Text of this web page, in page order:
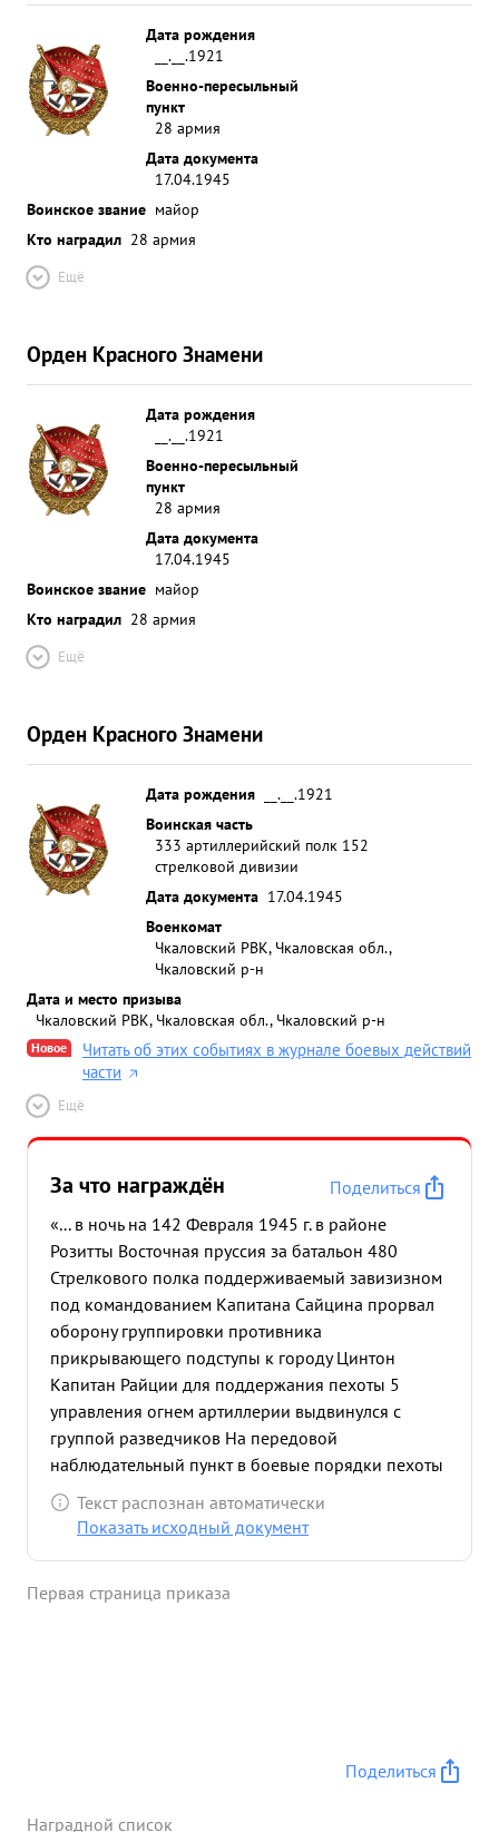
Дата рождения
__.__.1921
Военно-пересыльный
пункт
28 армия
Дата документа
17.04.1945
Воинское звание майор
Кто наградил 28 армия
Ещё
Орден Красного Знамени
Дата рождения
__.__.1921
Военно-пересыльный
пункт
28 армия
Дата документа
17.04.1945
Воинское звание майор
Кто наградил 28 армия
Ещё
Орден Красного Знамени
Дата рождения
__.__.1921
Воинская часть
333 артиллерийский полк 152
стрелковой дивизии
Дата документа 17.04.1945
Военкомат
Чкаловский РВК, Чкаловская обл.,
Чкаловский р-н
Дата и место призыва
Чкаловский РВК, Чкаловская обл., Чкаловский р-н
Новое
Читать об этих событиях в журнале боевых действий
части
Ещё
За что награждён
Поделиться
«... в ночь на 142 Февраля 1945 г. в районе
Розитты Восточная пруссия за батальон 480
Стрелкового полка поддерживаемый завизизном
под командованием Капитана Сайцина прорвал
оборону группировки противника
прикрывающего подступы к городу Цинтон
Капитан Райции для поддержания пехоты 5
управления огнем артиллерии выдвинулся с
группой разведчиков На передовой
наблюдательный пункт в боевые порядки пехоты
на Высоту 149,5 рассвете противник силой до 2х
рот пехоты при поддержке артиллерии,
целью окружить и уничтожить чати
Текст распознан автоматически
Показать исходный документ
Первая страница приказа
Поделиться
Наградной список